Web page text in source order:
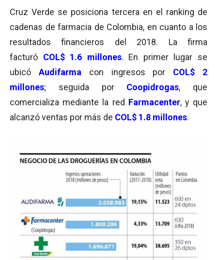
Cruz Verde se posiciona tercera en el ranking de
cadenas de farmacia de Colombia, en cuanto a los
resultados financieros del 2018. La firma
facturó COL$ 1.6 millones. En primer lugar se
ubicó Audifarma con ingresos por COL$ 2
millones; seguida por Coopidrogas, que
comercializa mediante la red Farmacenter, y que
alcanzó ventas por más de COL$ 1.8 millones.